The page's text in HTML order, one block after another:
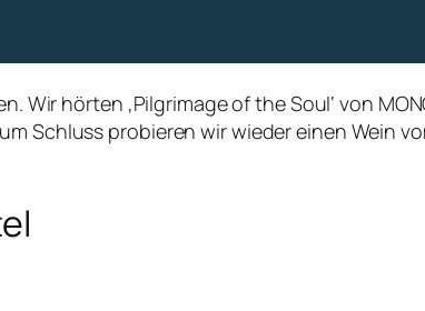
Wir hörten ‚Pilgrimage of the Soul‘ von
Schluss probieren wir wieder einen Wein